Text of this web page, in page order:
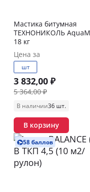
Мастика битумная
ТЕХНОНИКОЛЬ
18 кг
Цена за
шт
3 832,00 ₽
5 364,00 ₽
В наличии36 шт.
В корзину
58 баллов